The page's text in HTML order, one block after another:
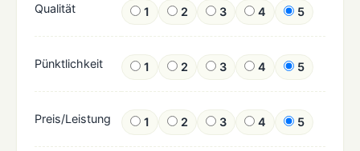
Qualität 1 2 3 4 5
Pünktlichkeit 1 2 3 4 5
Preis/Leistung 1 2 3 4 5